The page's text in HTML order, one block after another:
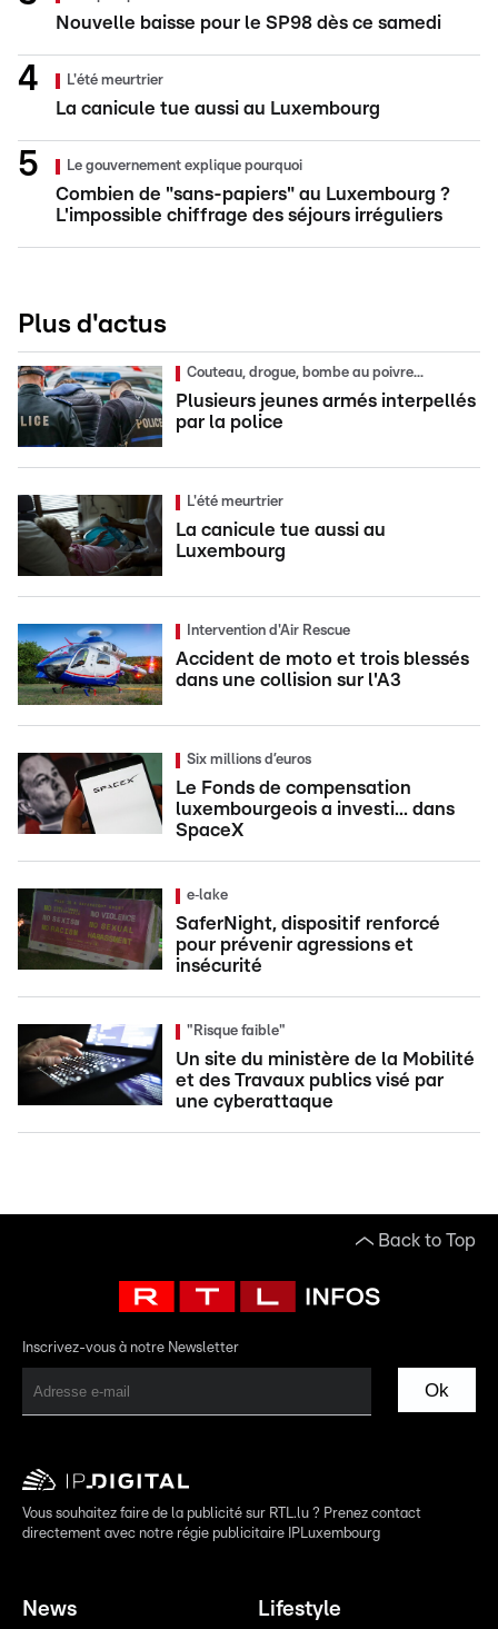
Nouvelle baisse pour le SP98 dès ce samedi
L'été meurtrier
La canicule tue aussi au Luxembourg
Le gouvernement explique pourquoi
Combien de "sans-papiers" au Luxembourg ?
L'impossible chiffrage des séjours irréguliers
Plus d'actus
Couteau, drogue, bombe au poivre...
Plusieurs jeunes armés interpellés
par la police
L'été meurtrier
La canicule tue aussi au
Luxembourg
Intervention d'Air Rescue
Accident de moto et trois blessés
dans une collision sur l'A3
Six millions d’euros
Le Fonds de compensation
luxembourgeois a investi... dans
SpaceX
e‑lake
SaferNight, dispositif renforcé
pour prévenir agressions et
insécurité
"Risque faible"
Un site du ministère de la Mobilité
et des Travaux publics visé par
une cyberattaque
Back to Top
Inscrivez-vous à notre Newsletter
Ok
Vous souhaitez faire de la publicité sur RTL.lu ? Prenez contact
directement avec notre régie publicitaire IPLuxembourg
News Lifestyle